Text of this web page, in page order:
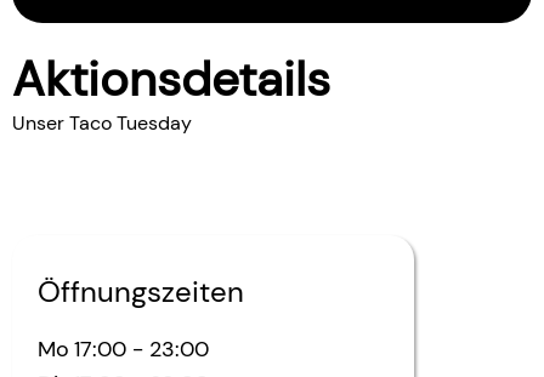
Aktionsdetails
Unser Taco Tuesday
Öffnungszeiten
Mo 17:00 - 23:00